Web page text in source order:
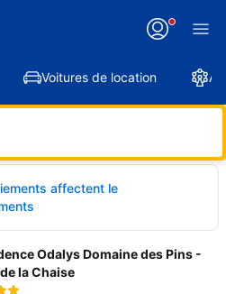
Voitures de location
affectent le
Odalys Domaine des Pins -
la Chaise